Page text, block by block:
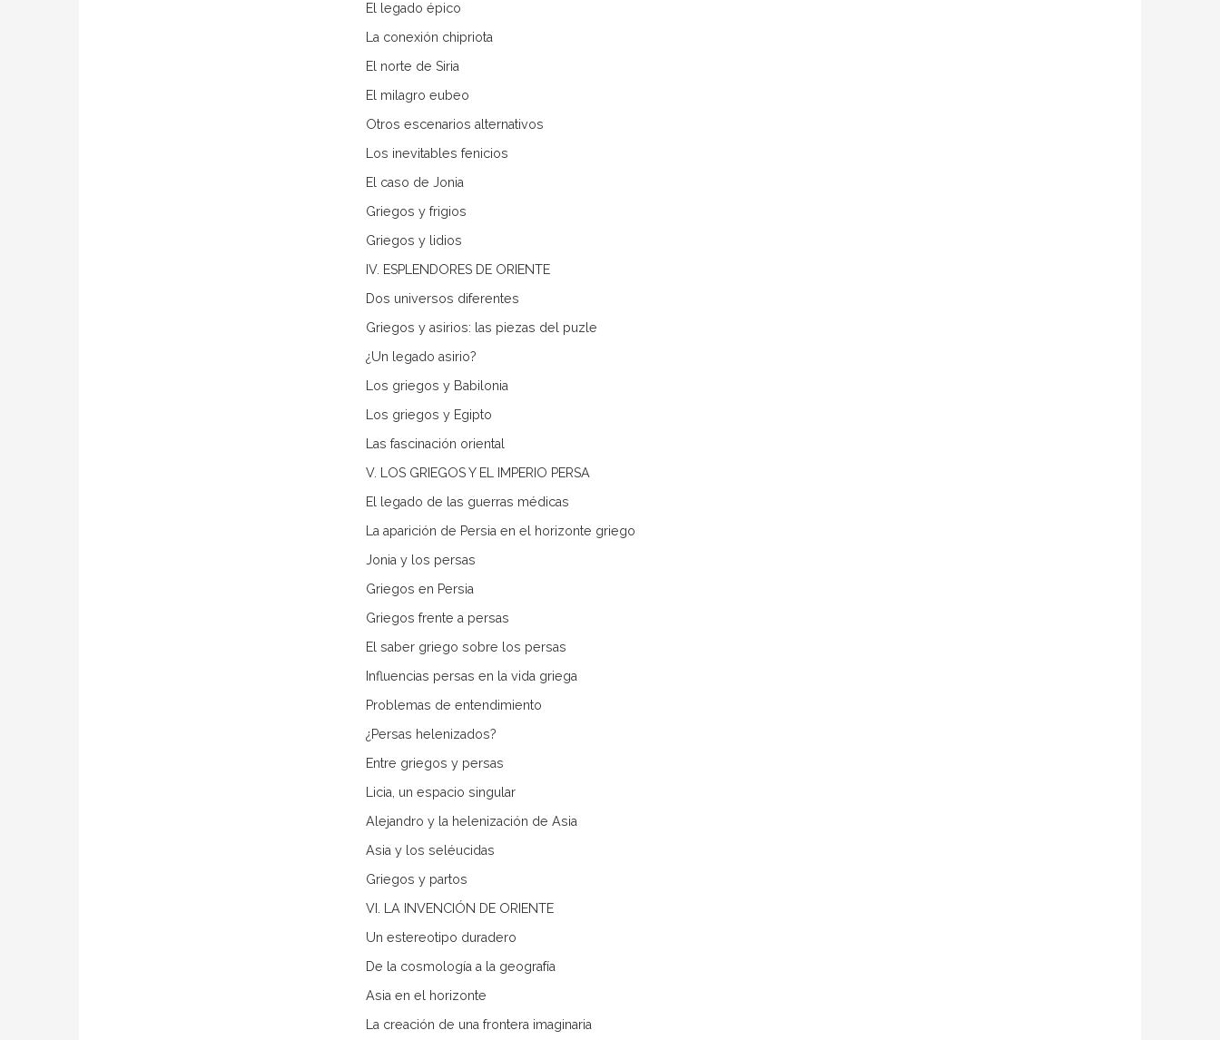
El legado épico
La conexión chipriota
El norte de Siria
El milagro eubeo
Otros escenarios alternativos
Los inevitables fenicios
El caso de Jonia
Griegos y frigios
Griegos y lidios
IV. ESPLENDORES DE ORIENTE
Dos universos diferentes
Griegos y asirios: las piezas del puzle
¿Un legado asirio?
Los griegos y Babilonia
Los griegos y Egipto
Las fascinación oriental
V. LOS GRIEGOS Y EL IMPERIO PERSA
El legado de las guerras médicas
La aparición de Persia en el horizonte griego
Jonia y los persas
Griegos en Persia
Griegos frente a persas
El saber griego sobre los persas
Influencias persas en la vida griega
Problemas de entendimiento
¿Persas helenizados?
Entre griegos y persas
Licia, un espacio singular
Alejandro y la helenización de Asia
Asia y los seléucidas
Griegos y partos
VI. LA INVENCIÓN DE ORIENTE
Un estereotipo duradero
De la cosmología a la geografía
Asia en el horizonte
La creación de una frontera imaginaria